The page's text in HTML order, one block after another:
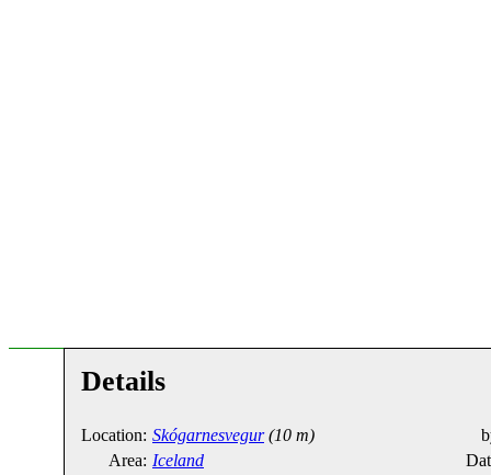
Details
Location: Skógarnesvegur (10 m)
Area: Iceland